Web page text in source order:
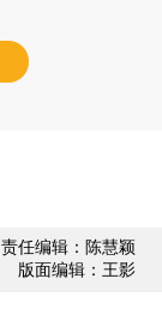
责任编辑：陈慧颖
版面编辑：王影